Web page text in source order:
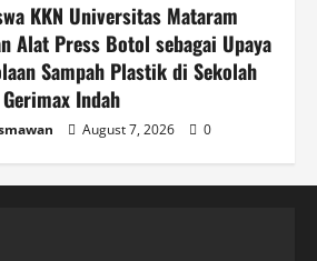
KKN Universitas Mataram
Alat Press Botol sebagai Upaya
Sampah Plastik di Sekolah
Indah
August 7, 2026 0